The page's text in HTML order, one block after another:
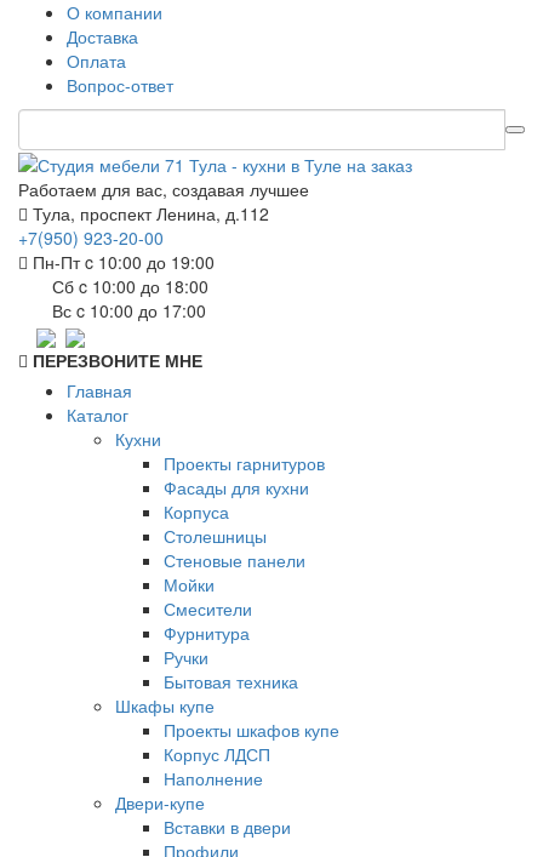
О компании
Доставка
Оплата
Вопрос-ответ
Работаем для вас, создавая лучшее
Тула, проспект Ленина, д.112
+7(950) 923-20-00
Пн-Пт c 10:00 до 19:00
Сб c 10:00 до 18:00
Вс c 10:00 до 17:00
ПЕРЕЗВОНИТЕ МНЕ
Главная
Каталог
Кухни
Проекты гарнитуров
Фасады для кухни
Корпуса
Столешницы
Стеновые панели
Мойки
Смесители
Фурнитура
Ручки
Бытовая техника
Шкафы купе
Проекты шкафов купе
Корпус ЛДСП
Наполнение
Двери-купе
Вставки в двери
Профили